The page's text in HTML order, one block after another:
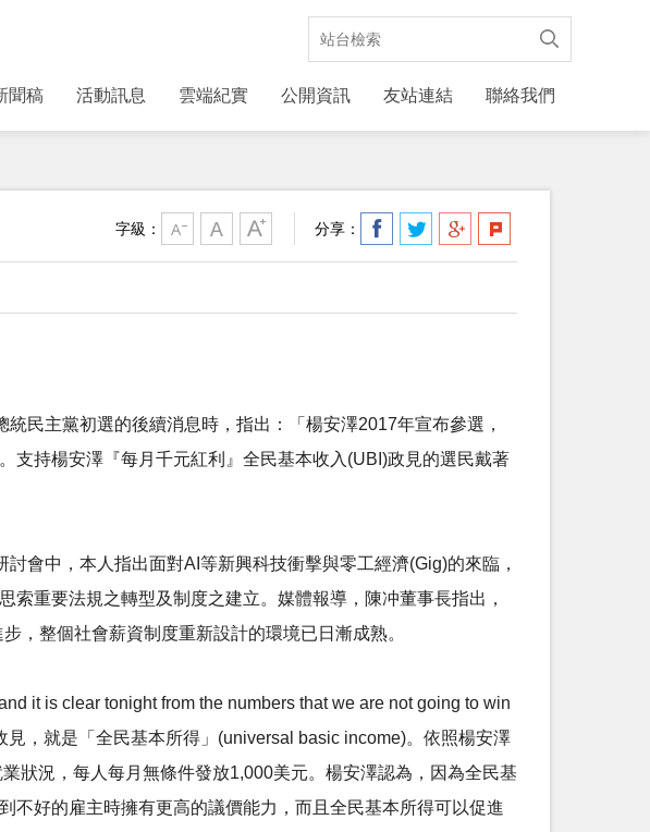
聞稿 活動訊息 雲端紀實 公開資訊 友站連結 聯絡我們
字級： 分享：
民主黨初選的後續消息時，指出：「楊安澤2017年宣布參選，
支持楊安澤『每月千元紅利』全民基本收入(UBI)政見的選民戴著
會中，本人指出面對AI等新興科技衝擊與零工經濟(Gig)的來臨，
重要法規之轉型及制度之建立。媒體報導，陳冲董事長指出，
，整個社會薪資制度重新設計的環境已日漸成熟。
it is clear tonight from the numbers that we are not going to win
，就是「全民基本所得」(universal basic income)。依照楊安澤
狀況，每人每月無條件發放1,000美元。楊安澤認為，因為全民基
不好的雇主時擁有更高的議價能力，而且全民基本所得可以促進